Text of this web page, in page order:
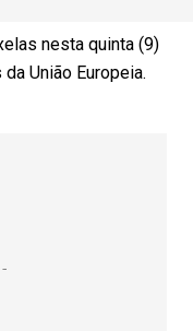
nesta quinta (9)
União Europeia.